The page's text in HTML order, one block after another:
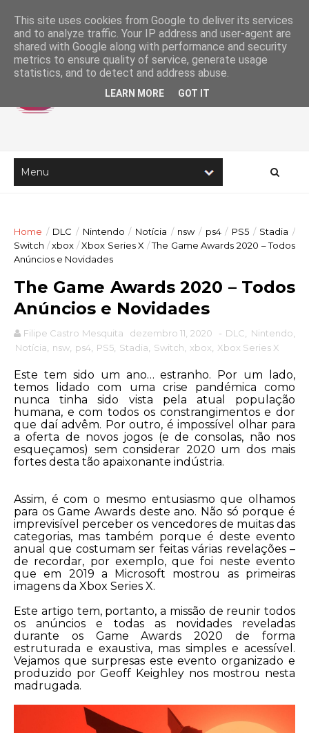
Home / DLC / Nintendo / Notícia / nsw / ps4 / PS5 / Stadia /
Switch / xbox / Xbox Series X / The Game Awards 2020 – Todos
Anúncios e Novidades
The Game Awards 2020 – Todos
Anúncios e Novidades
Filipe Castro Mesquita dezembro 11, 2020 - DLC Nintendo
Notícia
nsw ps4 PS5 Stadia Switch xbox Xbox Series X
Este tem sido um ano… estranho. Por um lado,
temos lidado com uma crise pandémica como
nunca tinha sido vista pela atual população
humana, e com todos os constrangimentos e dor
que daí advêm. Por outro, é impossível olhar para
a oferta de novos jogos (e de consolas, não nos
esqueçamos) sem considerar 2020 um dos mais
fortes desta tão apaixonante indústria.
Assim, é com o mesmo entusiasmo que olhamos
para os Game Awards deste ano. Não só porque é
imprevisível perceber os vencedores de muitas das
categorias, mas também porque é deste evento
anual que costumam ser feitas várias revelações –
de recordar, por exemplo, que foi neste evento
que em 2019 a Microsoft mostrou as primeiras
imagens da Xbox Series X.
Este artigo tem, portanto, a missão de reunir todos
os anúncios e todas as novidades reveladas
durante os Game Awards 2020 de forma
estruturada e exaustiva, mas simples e acessível.
Vejamos que surpresas este evento organizado e
produzido por Geoff Keighley nos mostrou nesta
madrugada.
This site uses cookies from Google to deliver its services
and to analyze traffic. Your IP address and user-agent are
shared with Google along with performance and security
metrics to ensure quality of service, generate usage
statistics, and to detect and address abuse.
LEARN MORE GOT IT